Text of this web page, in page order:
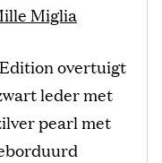
Miglia
overtuigt
leder met
pearl met